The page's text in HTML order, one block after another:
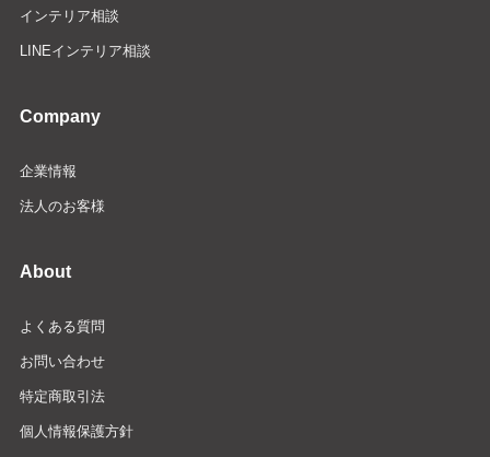
インテリア相談
LINEインテリア相談
Company
企業情報
法人のお客様
About
よくある質問
お問い合わせ
特定商取引法
個人情報保護方針